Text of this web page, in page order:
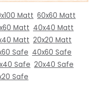
Matt 60x60 Matt
Matt 40x40 Matt
Matt 20x20 Matt
Safe 40x60 Safe
Safe 20x40 Safe
Safe